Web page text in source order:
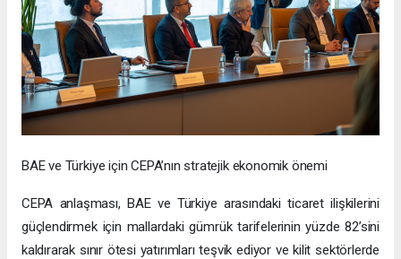
BAE ve Türkiye için CEPA’nın stratejik ekonomik önemi
CEPA anlaşması, BAE ve Türkiye arasındaki ticaret ilişkilerini
güçlendirmek için mallardaki gümrük tarifelerinin yüzde 82’sini
kaldırarak sınır ötesi yatırımları teşvik ediyor ve kilit sektörlerde